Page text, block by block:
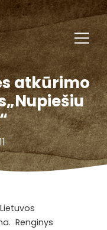
atkūrimo
Renginys